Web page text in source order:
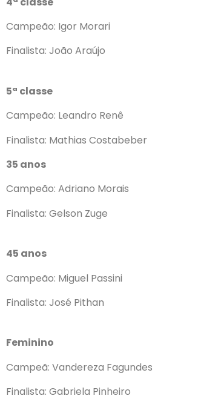
Campeão: Igor Morari
Finalista: João Araújo
5ª classe
Campeão: Leandro Renê
Finalista: Mathias Costabeber
35 anos
Campeão: Adriano Morais
Finalista: Gelson Zuge
45 anos
Campeão: Miguel Passini
Finalista: José Pithan
Feminino
Campeã: Vandereza Fagundes
Finalista: Gabriela Pinheiro